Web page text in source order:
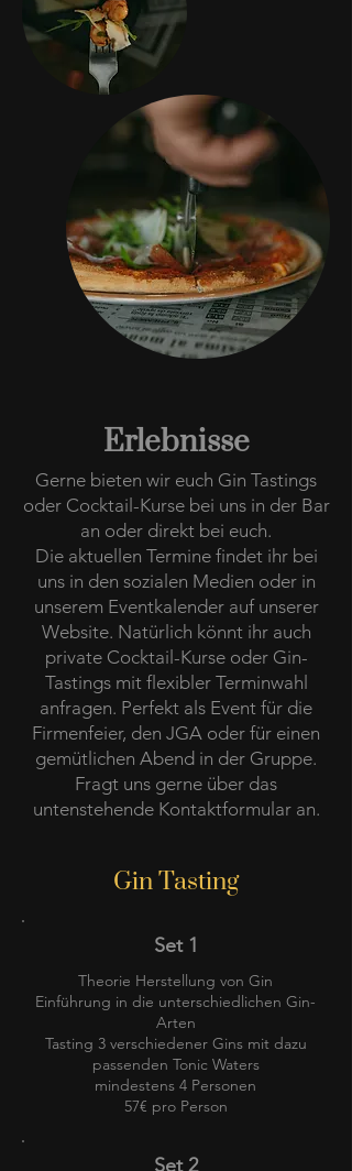
Erlebnisse
Gerne bieten wir euch Gin Tastings
oder Cocktail-Kurse bei uns in der Bar
an oder direkt bei euch.
Die aktuellen Termine findet ihr bei
uns in den sozialen Medien oder in
unserem Eventkalender auf unserer
Website. Natürlich könnt ihr auch
private Cocktail-Kurse oder Gin-
Tastings mit flexibler Terminwahl
anfragen. Perfekt als Event für die
Firmenfeier, den JGA oder für einen
gemütlichen Abend in der Gruppe.
Fragt uns gerne über das
untenstehende Kontaktformular an.
Gin Tasting
Set 1
Theorie Herstellung von Gin
Einführung in die unterschiedlichen Gin-
Arten
Tasting 3 verschiedener Gins mit dazu
passenden Tonic Waters
mindestens 4 Personen
57€ pro Person
Set 2